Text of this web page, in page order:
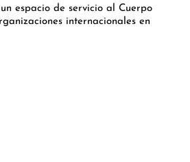
espacio de servicio al Cuerpo
internacionales en